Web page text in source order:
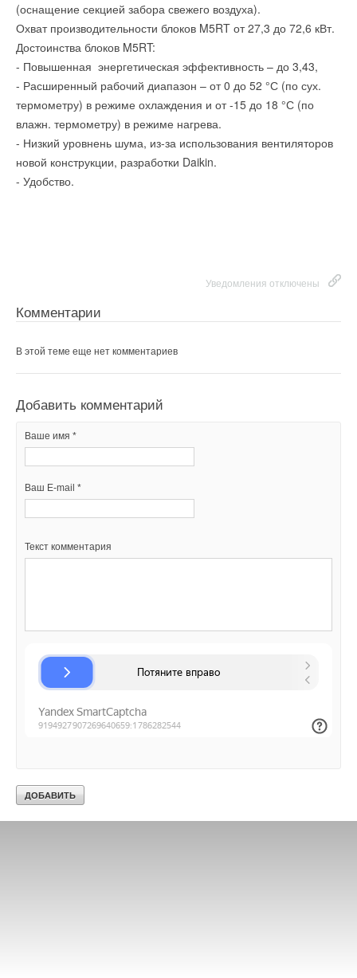
(оснащение секцией забора свежего воздуха).
Охват производительности блоков M5RT от 27,3 до 72,6 кВт.
Достоинства блоков M5RT:
- Повышенная энергетическая эффективность – до 3,43,
- Расширенный рабочий диапазон – от 0 до 52 °С (по сух.
термометру) в режиме охлаждения и от -15 до 18 °С (по
влажн. термометру) в режиме нагрева.
- Низкий уровнень шума, из-за использования вентиляторов
новой конструкции, разработки Daikin.
- Удобство.
Уведомления отключены
Комментарии
В этой теме еще нет комментариев
Добавить комментарий
Ваше имя *
Ваш E-mail *
Текст комментария
Комментарии
В этой теме еще нет комментариев
Добавить комментарий
Комментарии
В этой теме еще нет комментариев
Добавить комментарий
Ваш E-mail *
Уведомления отключены
Комментарии
В этой теме еще нет комментариев